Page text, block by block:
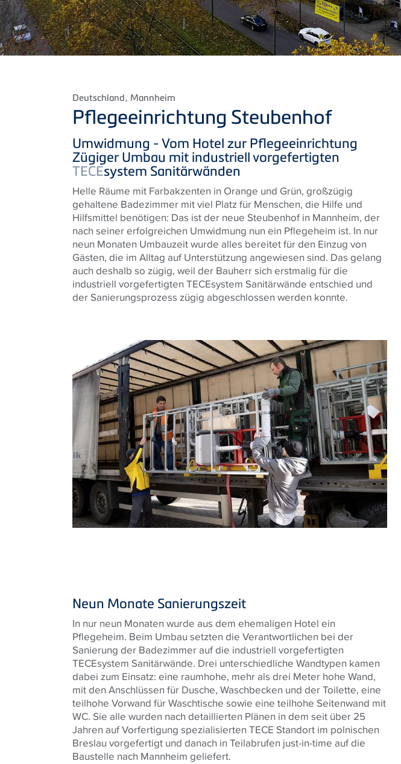
Deutschland, Mannheim
Pflegeeinrichtung Steubenhof
Umwidmung - Vom Hotel zur Pflegeeinrichtung
Zügiger Umbau mit industriell vorgefertigten
TECEsystem Sanitärwänden
Helle Räume mit Farbakzenten in Orange und Grün, großzügig
gehaltene Badezimmer mit viel Platz für Menschen, die Hilfe und
Hilfsmittel benötigen: Das ist der neue Steubenhof in Mannheim, der
nach seiner erfolgreichen Umwidmung nun ein Pflegeheim ist. In nur
neun Monaten Umbauzeit wurde alles bereitet für den Einzug von
Gästen, die im Alltag auf Unterstützung angewiesen sind. Das gelang
auch deshalb so zügig, weil der Bauherr sich erstmalig für die
industriell vorgefertigten TECEsystem Sanitärwände entschied und
der Sanierungsprozess zügig abgeschlossen werden konnte.
Neun Monate Sanierungszeit
In nur neun Monaten wurde aus dem ehemaligen Hotel ein
Pflegeheim. Beim Umbau setzten die Verantwortlichen bei der
Sanierung der Badezimmer auf die industriell vorgefertigten
TECEsystem Sanitärwände. Drei unterschiedliche Wandtypen kamen
dabei zum Einsatz: eine raumhohe, mehr als drei Meter hohe Wand,
mit den Anschlüssen für Dusche, Waschbecken und der Toilette, eine
teilhohe Vorwand für Waschtische sowie eine teilhohe Seitenwand mit
WC. Sie alle wurden nach detaillierten Plänen in dem seit über 25
Jahren auf Vorfertigung spezialisierten TECE Standort im polnischen
Breslau vorgefertigt und danach in Teilabrufen just-in-time auf die
Baustelle nach Mannheim geliefert.